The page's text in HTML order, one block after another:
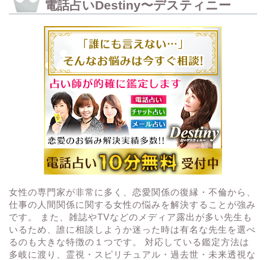
電話占いDestiny〜デスティニー
女性の専門家が非常に多く、恋愛関係の復縁・不倫から、
仕事の人間関係に関する女性の悩みを解決することが強み
です。 また、雑誌やTVなどのメディア露出が多い先生も
いるため、誰に相談しようか迷った時は有名な先生を選べ
るのも大きな特徴の１つです。 対応している鑑定方法は
多岐に渡り、霊視・スピリチュアル・過去世・未来透視な